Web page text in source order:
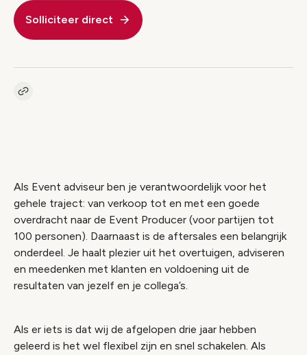
Solliciteer direct
Kopieer link naar vacature
Als Event adviseur ben je verantwoordelijk voor het
gehele traject: van verkoop tot en met een goede
overdracht naar de Event Producer (voor partijen tot
100 personen). Daarnaast is de aftersales een belangrijk
onderdeel. Je haalt plezier uit het overtuigen, adviseren
en meedenken met klanten en voldoening uit de
resultaten van jezelf en je collega’s.
Als er iets is dat wij de afgelopen drie jaar hebben
geleerd is het wel flexibel zijn en snel schakelen. Als